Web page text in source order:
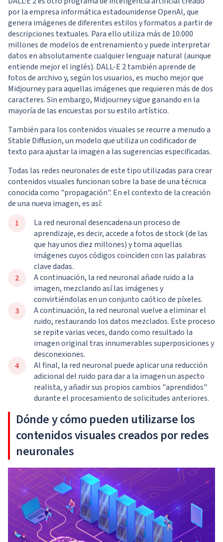
por la empresa informática estadounidense OpenAI, que
genera imágenes de diferentes estilos y formatos a partir de
descripciones textuales. Para ello utiliza más de 10.000
millones de modelos de entrenamiento y puede interpretar
datos en absolutamente cualquier lenguaje natural (aunque
entiende mejor el inglés). DALL-E 2 también aprende de
fotos de archivo y, según los usuarios, es mucho mejor que
Midjourney para aquellas imágenes que requieren más de dos
caracteres. Sin embargo, Midjourney sigue ganando en la
mayoría de las encuestas por su estilo artístico.
También para los contenidos visuales se recurre a menudo a
Stable Diffusion, un modelo que utiliza un codificador de
texto para ajustar la imagen a las sugerencias especificadas.
Todas las redes neuronales de este tipo utilizadas para crear
contenidos visuales funcionan sobre la base de una técnica
conocida como "propagación". En el contexto de la creación
de una nueva imagen, es así:
La red neuronal desencadena un proceso de
aprendizaje, es decir, accede a fotos de stock (de las
que hay unos diez millones) y toma aquellas
imágenes cuyos códigos coinciden con las palabras
clave dadas.
A continuación, la red neuronal añade ruido a la
imagen, mezclando así las imágenes y
convirtiéndolas en un conjunto caótico de píxeles.
A continuación, la red neuronal vuelve a eliminar el
ruido, restaurando los datos mezclados. Este proceso
se repite varias veces, dando como resultado la
imagen original tras innumerables superposiciones y
desconexiones.
Al final, la red neuronal puede aplicar una reducción
adicional del ruido para dar a la imagen un aspecto
realista, y añadir sus propios cambios "aprendidos"
durante el procesamiento de solicitudes anteriores.
Dónde y cómo pueden utilizarse los
contenidos visuales creados por redes
neuronales